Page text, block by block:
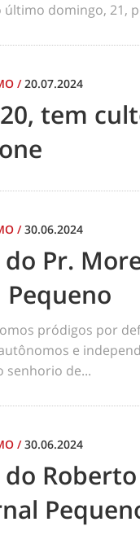
domingo, 21,
/20.07.2024
tem
/30.06.2024
Pr.
Pequeno
pródigos por
e
senhorio de...
/30.06.2024